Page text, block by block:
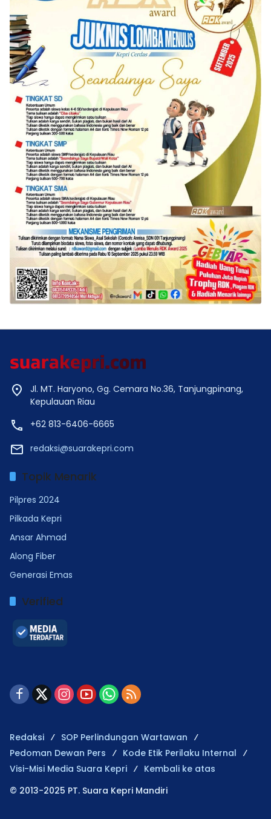
Jl. MT. Haryono, Gg. Cemara No.36, Tanjungpinang,
Kepulauan Riau
+62 813-6406-6665
redaksi@suarakepri.com
Topik Menarik
Pilpres 2024
Pilkada Kepri
Ansar Ahmad
Along Fiber
Generasi Emas
Verified
Redaksi
SOP Perlindungan Wartawan
Pedoman Dewan Pers
Kode Etik Perilaku Internal
Visi-Misi Media Suara Kepri
Kembali ke atas
© 2013-2025 PT. Suara Kepri Mandiri